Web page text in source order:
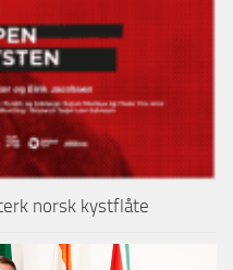
norsk kystflåte